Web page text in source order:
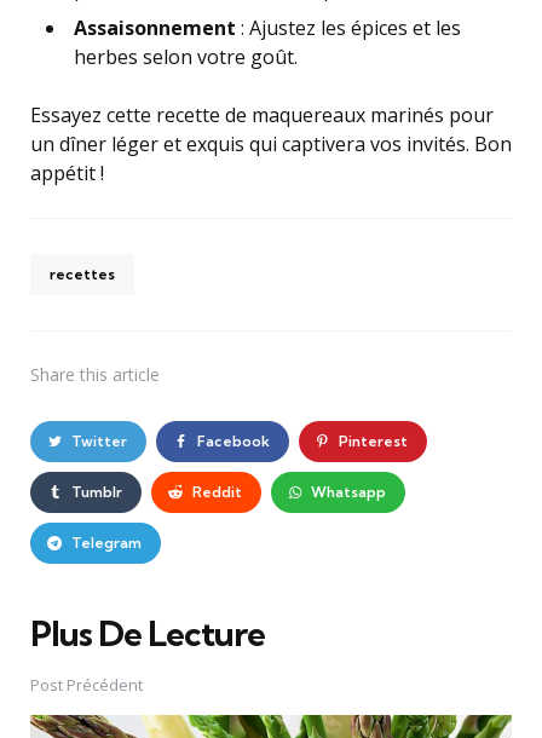
Assaisonnement : Ajustez les épices et les
herbes selon votre goût.
Essayez cette recette de maquereaux marinés pour
un dîner léger et exquis qui captivera vos invités. Bon
appétit !
recettes
Share this article
Twitter Facebook Pinterest
Tumblr Reddit Whatsapp
Telegram
Plus De Lecture
Post
navigation
Post Précédent